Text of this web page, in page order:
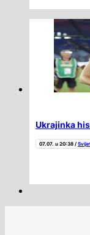
Ukrajinka
07.07. u 20:38 /